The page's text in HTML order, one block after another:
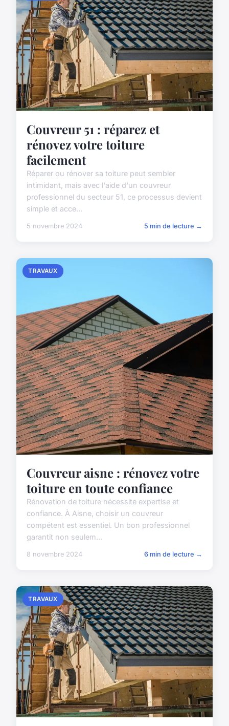
Couvreur 51 : réparez et
rénovez votre toiture
facilement
Réparer ou rénover sa toiture peut sembler
intimidant, mais avec l'aide d'un couvreur
professionnel du secteur 51, ce processus devient
simple et acce...
5 novembre 2024 5 min de lecture →
TRAVAUX
Couvreur aisne : rénovez votre
toiture en toute confiance
Rénovation de toiture nécessite expertise et
confiance. À Aisne, choisir un couvreur
compétent est essentiel. Un bon professionnel
garantit non seulem...
8 novembre 2024 6 min de lecture →
TRAVAUX